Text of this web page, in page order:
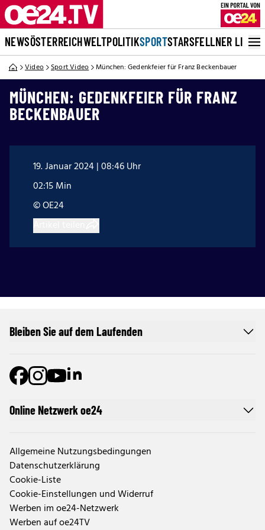
NEWSÖSTERREICHWELTPOLITIKSPORTSTARSFELLNER LIVE
Video Sport Video München: Gedenkfeier für Franz Beckenbauer
MÜNCHEN: GEDENKFEIER FÜR FRANZ
BECKENBAUER
19. Januar 2024 | 08:46 Uhr
02:15 Min
© OE24
Online Netzwerk oe24
Allgemeine Nutzungsbedingungen
Datenschutzerklärung
Cookie-Liste
Cookie-Einstellungen und Widerruf
Werben im oe24-Netzwerk
Werben auf oe24TV
Bleiben Sie auf dem Laufenden